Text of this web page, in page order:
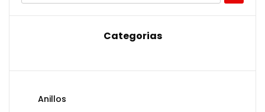
Categorias
Anillos